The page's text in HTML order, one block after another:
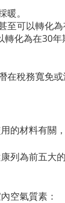
。
至可以轉化
化為在30
稅務寬免或
的材料有關
列為前五大
空氣質素：